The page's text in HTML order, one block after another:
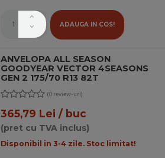
ADAUGA IN COS!
ANVELOPA ALL SEASON
GOODYEAR VECTOR 4SEASONS
GEN 2 175/70 R13 82T
(0 review-uri)
365,79 Lei / buc
(pret cu TVA inclus)
Disponibil in 3-4 zile. Stoc limitat!